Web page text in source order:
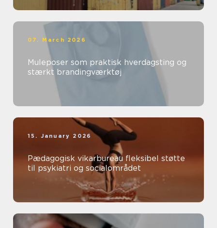
07. March 2026
Muleposer som praktisk hverdagsting og
stærkt brandingværktøj
15. January 2026
Pædagogisk vikarbureau fleksibel støtte
til psykiatri og socialområdet